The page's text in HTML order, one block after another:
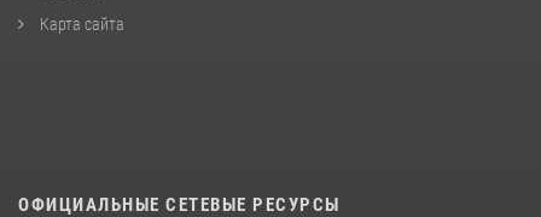
Карта сайта
ОФИЦИАЛЬНЫЕ СЕТЕВЫЕ РЕСУРСЫ